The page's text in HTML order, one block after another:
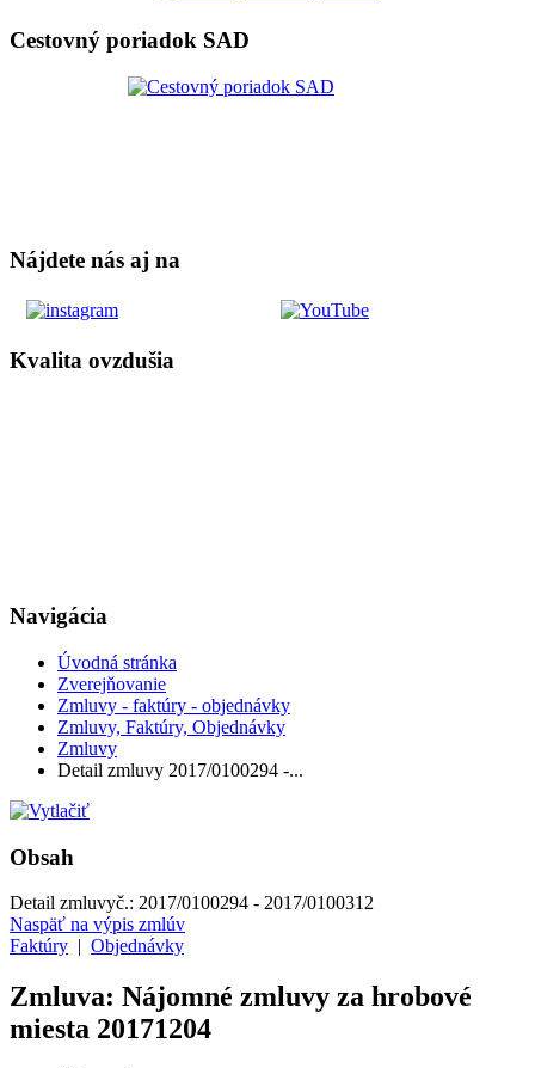
Cestovný poriadok SAD
Nájdete nás aj na
Kvalita ovzdušia
Navigácia
Úvodná stránka
Zverejňovanie
Zmluvy - faktúry - objednávky
Zmluvy, Faktúry, Objednávky
Zmluvy
Detail zmluvy 2017/0100294 -...
Obsah
Detail zmluvyč.: 2017/0100294 - 2017/0100312
Naspäť na výpis zmlúv
Faktúry | Objednávky
Zmluva: Nájomné zmluvy za hrobové
miesta 20171204